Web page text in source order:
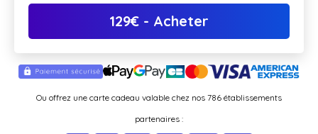
129€ - Acheter
Ou offrez une carte cadeau valable chez nos 786 établissements
partenaires :